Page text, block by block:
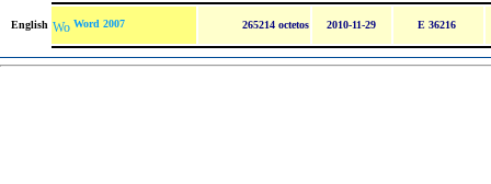
English Word 2007 265214 octetos 2010-11-29 E 36216